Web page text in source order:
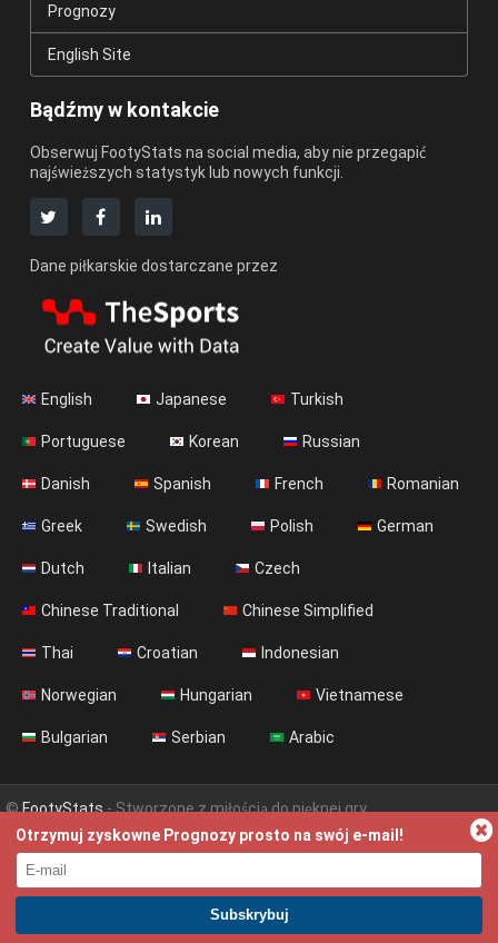
Prognozy
English Site
Bądźmy w kontakcie
Obserwuj FootyStats na social media, aby nie przegapić
najświeższych statystyk lub nowych funkcji.
Dane piłkarskie dostarczane przez
English Japanese Turkish
Portuguese Korean Russian
Danish Spanish French Romanian
Greek Swedish Polish German
Dutch Italian Czech
Chinese Traditional Chinese Simplified
Thai Croatian Indonesian
Norwegian Hungarian Vietnamese
Bulgarian Serbian Arabic
©FootyStats- Stworzone z miłością do pięknej gry
Kontakt
O nas Pomoc Polityka Prywatności
Terms & Conditions (English)
News (English)
DOŁĄCZ DO PREMIUM. ZARABIAJ JUŻ DZIŚ
Otrzymuj zyskowne Prognozy prosto na swój e-mail!